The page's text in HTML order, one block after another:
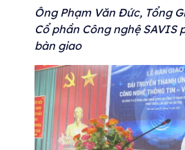
Ông Phạm Văn Đức, Tổng
Cổ phần Công nghệ SAVIS
bàn giao